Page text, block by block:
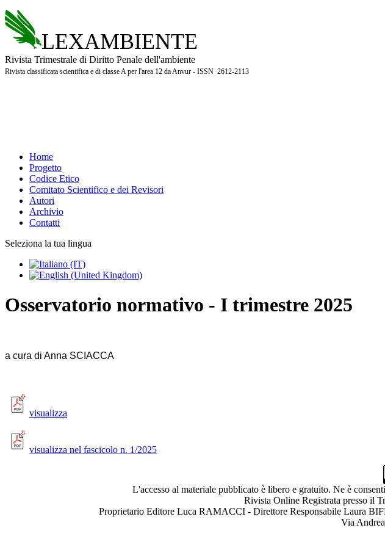
LEXAMBIENTE
Rivista Trimestrale di Diritto Penale dell'ambiente
Rivista classificata scientifica e di classe A per l'area 12 da Anvur - ISSN 2612-2113
Home
Progetto
Codice Etico
Comitato Scientifico e dei Revisori
Autori
Archivio
Contatti
Seleziona la tua lingua
Osservatorio normativo - I trimestre 2025
a cura di Anna SCIACCA
visualizza
visualizza nel fascicolo n. 1/2025
L'accesso al materiale pubblicato è libero e gratuito. Ne è
Rivista Online Registrata presso il
Proprietario Editore Luca RAMACCI - Direttore Responsabile Laura
Via